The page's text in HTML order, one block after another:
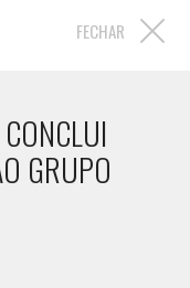
FECHAR
GRUPO